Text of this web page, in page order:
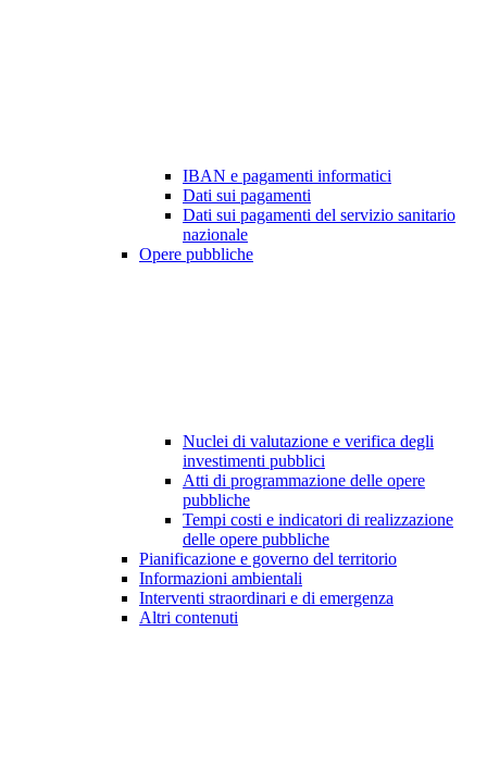
IBAN e pagamenti informatici
Dati sui pagamenti
Dati sui pagamenti del servizio sanitario
nazionale
Opere pubbliche
Nuclei di valutazione e verifica degli
investimenti pubblici
Atti di programmazione delle opere
pubbliche
Tempi costi e indicatori di realizzazione
delle opere pubbliche
Pianificazione e governo del territorio
Informazioni ambientali
Interventi straordinari e di emergenza
Altri contenuti